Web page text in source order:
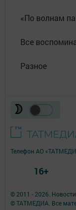
«По волнам
Все
Разное
© 2011 - 2026.
© ТАТМЕДИА. Все
Телефон АО
16+